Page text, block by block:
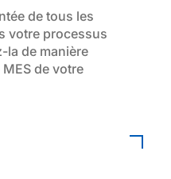
de tous les
votre processus
la de manière
de votre